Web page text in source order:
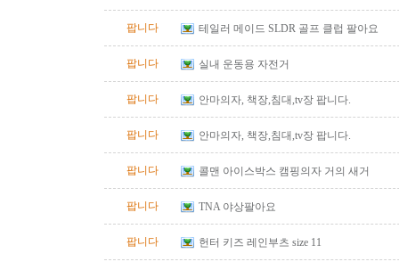
팝니다 테일러 메이드 SLDR 골프 클럽 팔아요
팝니다 실내 운동용 자전거
팝니다 안마의자, 책장,침대,tv장 팝니다.
팝니다 안마의자, 책장,침대,tv장 팝니다.
팝니다 콜맨 아이스박스 캠핑의자 거의 새거
팝니다 TNA 야상팔아요
팝니다 헌터 키즈 레인부츠 size 11